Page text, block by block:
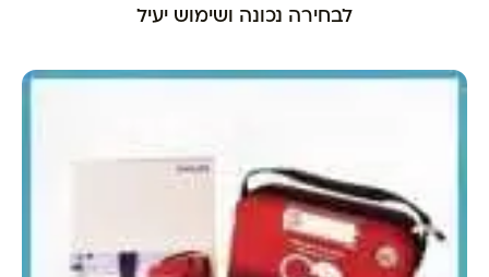
לבחירה נכונה ושימוש יעיל